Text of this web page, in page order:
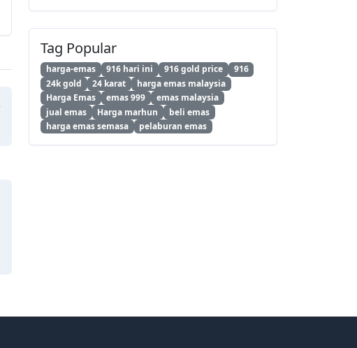
Tag Popular
harga-emas 916 hari ini 916 gold price
916
24k gold
24 karat
harga emas malaysia
Harga Emas
emas 999
emas malaysia
jual emas
Harga marhun
beli emas
harga emas semasa
pelaburan emas